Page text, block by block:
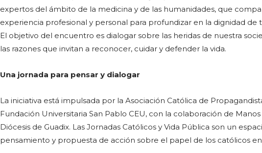
expertos del ámbito de la medicina y de las humanidades, que
experiencia profesional y personal para profundizar en la dignidad de
El objetivo del encuentro es dialogar sobre las heridas de nuestra
las razones que invitan a reconocer, cuidar y defender la vida.
Una jornada para pensar y dialogar
La iniciativa está impulsada por la Asociación Católica de
Fundación Universitaria San Pablo CEU, con la colaboración de Manos
Diócesis de Guadix. Las Jornadas Católicos y Vida Pública son un
pensamiento y propuesta de acción sobre el papel de los católicos en